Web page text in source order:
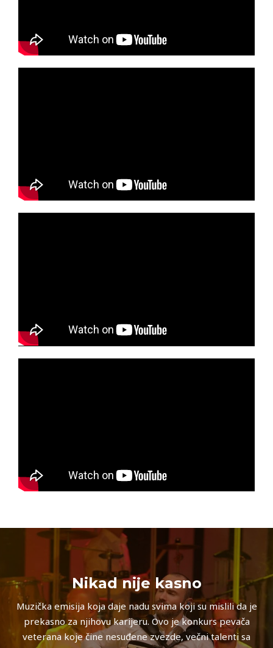
Nikad nije kasno
Muzička emisija koja daje nadu svima koji su mislili da je
prekasno za njihovu karijeru. Ovo je konkurs pevača
veterana koje čine nesuđene zvezde, večni talenti sa